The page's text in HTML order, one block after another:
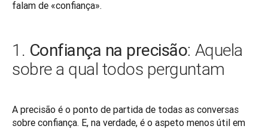
falam de «confiança».
1. Confiança na precisão: Aquela
sobre a qual todos perguntam
A precisão é o ponto de partida de todas as conversas
sobre confiança. E, na verdade, é o aspeto menos útil em